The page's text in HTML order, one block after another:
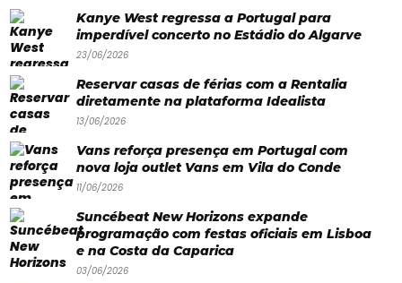
dormir?
Restaurantes
Paradisíacas
Eventos
Água
Kanye West regressa a Portugal para
imperdível concerto no Estádio do Algarve
23/06/2026
Reservar casas de férias com a Rentalia
diretamente na plataforma Idealista
13/06/2026
Vans reforça presença em Portugal com
nova loja outlet Vans em Vila do Conde
11/06/2026
Suncébeat New Horizons expande
programação com festas oficiais em Lisboa
e na Costa da Caparica
03/06/2026